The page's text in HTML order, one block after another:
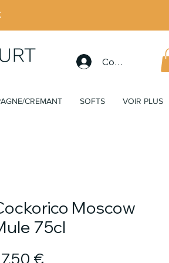
Connexion
CREMANT SOFTS VOIR PLUS
Moscow
75cl
€Prix